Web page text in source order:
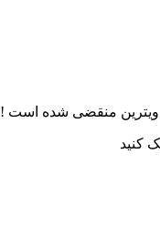
ویترین منقضی شده است !
کنید